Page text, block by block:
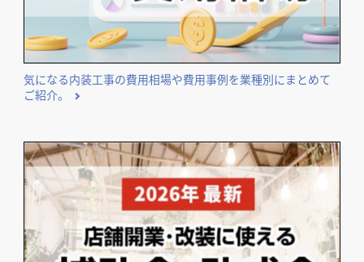
気になる内装工事の費用相場や費用事例を業種別にまとめて
ご紹介。